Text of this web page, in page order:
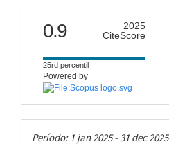
citescore
0.9
2025
CiteScore
25rd percentil
Powered by
Período: 1 jan 2025 - 31 dec 2025